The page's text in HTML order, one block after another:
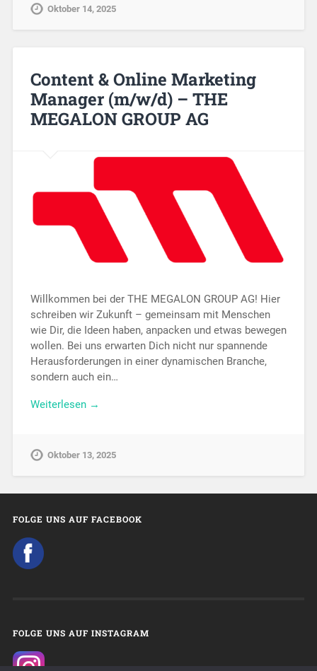
Oktober 14, 2025
Content & Online Marketing
Manager (m/w/d) – THE
MEGALON GROUP AG
Willkommen bei der THE MEGALON GROUP AG! Hier
schreiben wir Zukunft – gemeinsam mit Menschen
wie Dir, die Ideen haben, anpacken und etwas bewegen
wollen. Bei uns erwarten Dich nicht nur spannende
Herausforderungen in einer dynamischen Branche,
sondern auch ein…
Weiterlesen →
Oktober 13, 2025
FOLGE UNS AUF FACEBOOK
FOLGE UNS AUF INSTAGRAM